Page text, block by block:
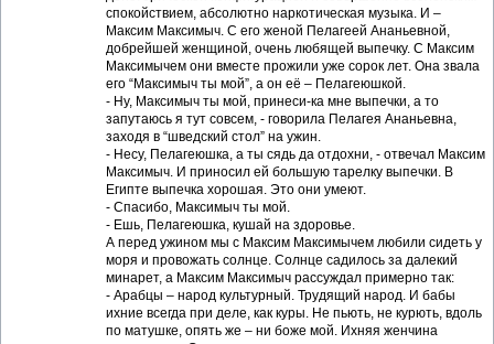
спокойствием, абсолютно наркотическая музыка. И –
Максим Максимыч. С его женой Пелагеей Ананьевной,
добрейшей женщиной, очень любящей выпечку. С Максим
Максимычем они вместе прожили уже сорок лет. Она звала
его “Максимыч ты мой”, а он её – Пелагеюшкой.
- Ну, Максимыч ты мой, принеси-ка мне выпечки, а то
запутаюсь я тут совсем, - говорила Пелагея Ананьевна,
заходя в “шведский стол” на ужин.
- Несу, Пелагеюшка, а ты сядь да отдохни, - отвечал Максим
Максимыч. И приносил ей большую тарелку выпечки. В
Египте выпечка хорошая. Это они умеют.
- Спасибо, Максимыч ты мой.
- Ешь, Пелагеюшка, кушай на здоровье.
А перед ужином мы с Максим Максимычем любили сидеть у
моря и провожать солнце. Солнце садилось за далекий
минарет, а Максим Максимыч рассуждал примерно так:
- Арабцы – народ культурный. Трудящий народ. И бабы
ихние всегда при деле, как куры. Не пьють, не курють, вдоль
по матушке, опять же – ни боже мой. Ихняя женчина